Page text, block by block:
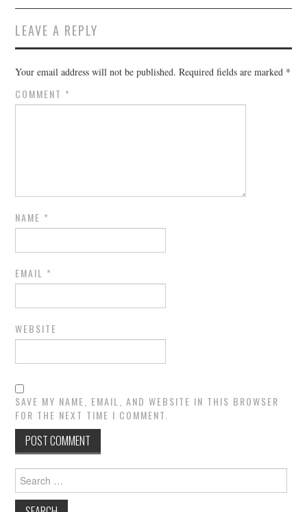
LEAVE A REPLY
Your email address will not be published. Required fields are marked *
COMMENT *
NAME *
EMAIL *
WEBSITE
SAVE MY NAME, EMAIL, AND WEBSITE IN THIS BROWSER
FOR THE NEXT TIME I COMMENT.
for: